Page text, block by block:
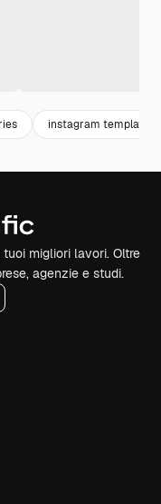
instagram template
migliori lavori. Oltre
agenzie e studi.